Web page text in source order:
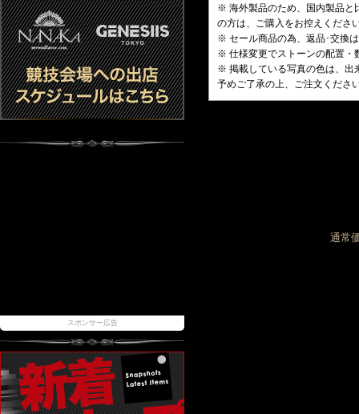
スポンサー広告
※ 海外製品のため、国内製品と
の方は、ご購入をお控えくださ
※ セール商品の為、返品･交換
※ 仕様変更でストーンの配置・
※ 掲載している写真の色は、出
予めご了承の上、ご注文くださ
通常